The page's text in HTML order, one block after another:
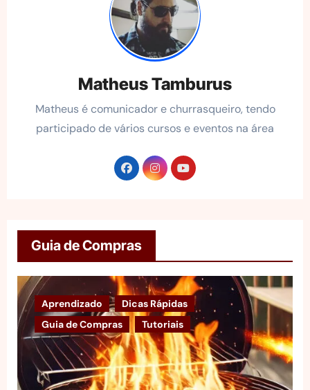
Matheus Tamburus
Matheus é comunicador e churrasqueiro, tendo
participado de vários cursos e eventos na área
Guia de Compras
Aprendizado
Dicas Rápidas
Guia de Compras
Tutoriais